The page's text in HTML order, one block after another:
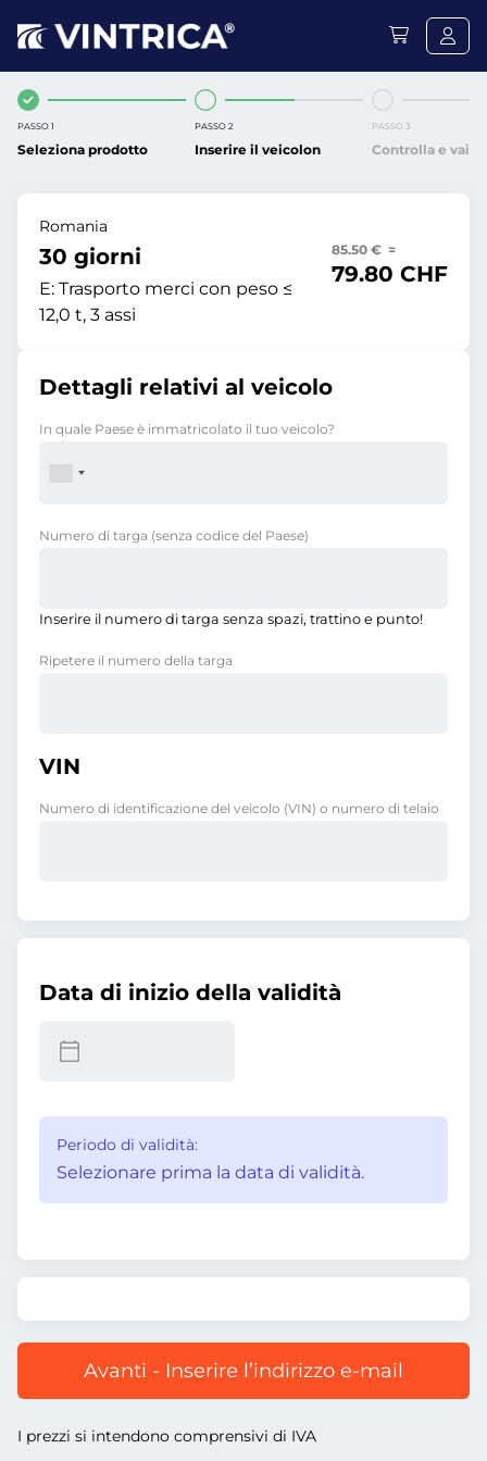
PASSO 1
Seleziona prodotto
PASSO 2
Inserire il veicolon
PASSO 3
Controlla e vai
Romania
30 giorni
E: Trasporto merci con peso ≤
12,0 t, 3 assi
85.50 € =
79.80 CHF
Dettagli relativi al veicolo
In quale Paese è immatricolato il tuo veicolo?
Numero di targa (senza codice del Paese)
Inserire il numero di targa senza spazi, trattino e punto!
Ripetere il numero della targa
VIN
Numero di identificazione del veicolo (VIN) o numero di telaio
Data di inizio della validità
Periodo di validità:
Selezionare prima la data di validità.
Avanti - Inserire l’indirizzo e-mail
I prezzi si intendono comprensivi di IVA